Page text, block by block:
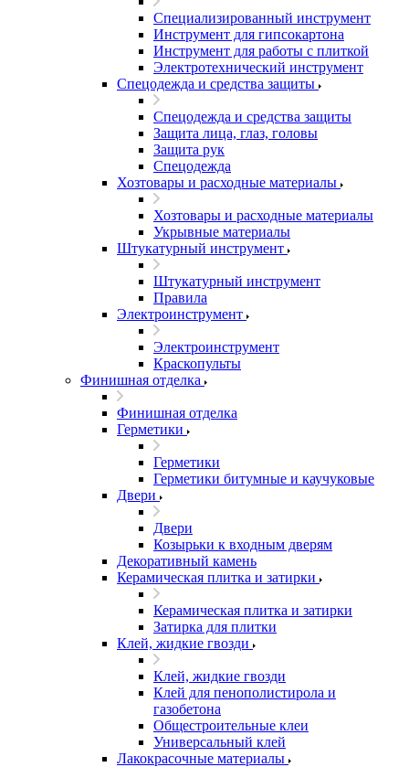
Специализированный инструмент
Инструмент для гипсокартона
Инструмент для работы с плиткой
Электротехнический инструмент
Спецодежда и средства защиты
Спецодежда и средства защиты
Защита лица, глаз, головы
Защита рук
Спецодежда
Хозтовары и расходные материалы
Хозтовары и расходные материалы
Укрывные материалы
Штукатурный инструмент
Штукатурный инструмент
Правила
Электроинструмент
Электроинструмент
Краскопульты
Финишная отделка
Финишная отделка
Герметики
Герметики
Герметики битумные и каучуковые
Двери
Двери
Козырьки к входным дверям
Декоративный камень
Керамическая плитка и затирки
Керамическая плитка и затирки
Затирка для плитки
Клей, жидкие гвозди
Клей, жидкие гвозди
Клей для пенополистирола и
газобетона
Общестроительные клеи
Универсальный клей
Лакокрасочные материалы